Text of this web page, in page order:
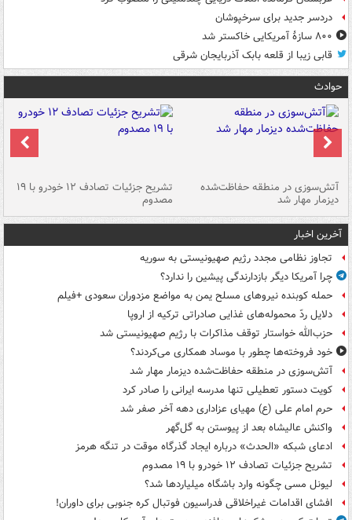
دردسر جدید برای سرخپوشان
۸۰۰ سازۀ آمریکایی خاکستر شد
قابی زیبا از قلعه بابک آذربایجان شرقی
حوادث
آتش‌سوزی در منطقه حفاظت‌شده
دیزمار مهار شد
تشریح جزئیات تصادف ۱۲ خودرو با ۱۹
مصدوم
آخرین اخبار
تجاوز نظامی مجدد رژیم صهیونیستی به سوریه
چرا آمریکا دیگر بازدارندگی پیشین را ندارد؟
حمله کوبنده نیروهای مسلح یمن به مواضع مزدوران سعودی +فیلم
دلایل ردّ محموله‌های غذایی صادراتی ترکیه از اروپا
حزب‌الله خواستار توقف مذاکرات با رژیم صهیونیستی شد
خود فروخته‌ها چطور با موساد همکاری می‌کردند؟
آتش‌سوزی در منطقه حفاظت‌شده دیزمار مهار شد
کویت دستور تعطیلی تنها مدرسه ایرانی را صادر کرد
حرم امام علی (ع) مهیای عزاداری دهه آخر صفر شد
واکنش عالیشاه بعد از پیوستن به گل‌گهر
ادعای شبکه «الحدث» درباره ایجاد گذرگاه موقت در تنگه هرمز
تشریح جزئیات تصادف ۱۲ خودرو با ۱۹ مصدوم
لیونل مسی چگونه وارد باشگاه میلیاردها شد؟
افشای اقدامات غیراخلاقی فدراسیون فوتبال کره جنوبی برای داوران!